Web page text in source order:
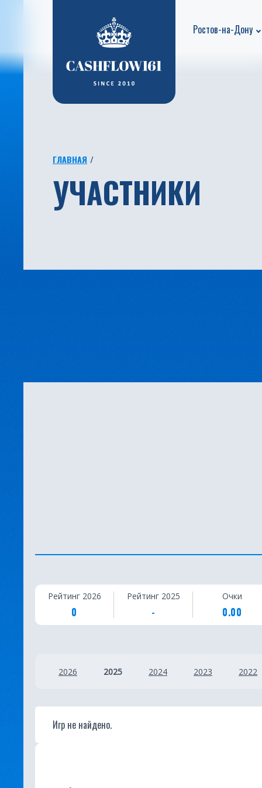
Ростов-на-Дону
ГЛАВНАЯ
УЧАСТНИКИ
С
т
с
и
Рейтинг 2026
0
Рейтинг 2025
-
Очки
0.00
2026 2025 2024 2023 2022
Игр не найдено.